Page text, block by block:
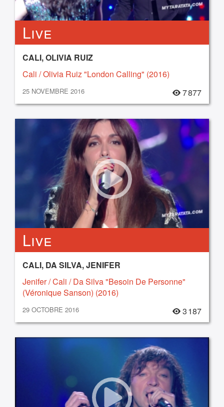
Live
CALI, OLIVIA RUIZ
Cali / Olivia Ruiz "London Calling" (2016)
25 NOVEMBRE 2016 7 877
Live
CALI, DA SILVA, JENIFER
Jenifer / Cali / Da Silva "Besoin De Personne"
(Véronique Sanson) (2016)
29 OCTOBRE 2016 3 187